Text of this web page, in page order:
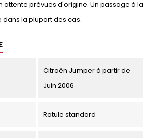
attente prévues d'origine. Un passage à la
la plupart des cas.
Citroën Jumper à partir de
Juin 2006
Rotule standard